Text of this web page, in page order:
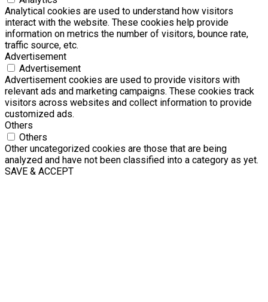
Analytical cookies are used to understand how visitors
interact with the website. These cookies help provide
information on metrics the number of visitors, bounce rate,
traffic source, etc.
Advertisement
Advertisement
Advertisement cookies are used to provide visitors with
relevant ads and marketing campaigns. These cookies track
visitors across websites and collect information to provide
customized ads.
Others
Others
Other uncategorized cookies are those that are being
analyzed and have not been classified into a category as yet.
SAVE & ACCEPT